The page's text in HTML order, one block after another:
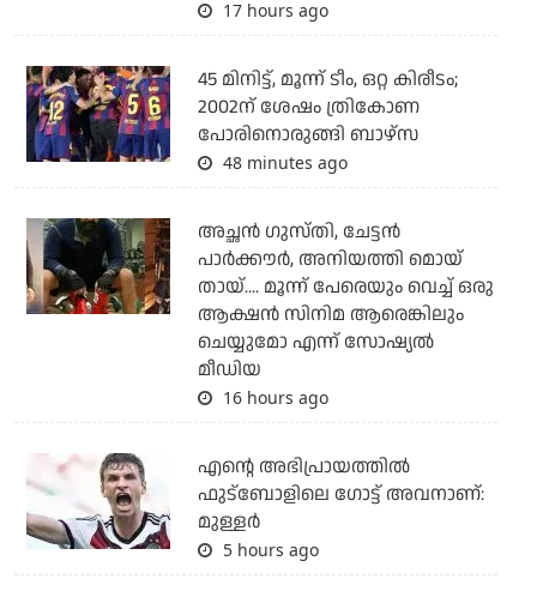
17 hours ago
45 മിനിട്ട്, മൂന്ന് ടീം, ഒറ്റ കിരീടം;
2002ന് ശേഷം ത്രികോണ
പോരിനൊരുങ്ങി ബാഴ്‌സ
48 minutes ago
അച്ഛന്‍ ഗുസ്തി, ചേട്ടന്‍
പാര്‍ക്കൗര്‍, അനിയത്തി മൊയ്
തായ്.... മൂന്ന് പേരെയും വെച്ച് ഒരു
ആക്ഷന്‍ സിനിമ ആരെങ്കിലും
ചെയ്യുമോ എന്ന് സോഷ്യല്‍
മീഡിയ
16 hours ago
എന്റെ അഭിപ്രായത്തില്‍
ഫുട്‌ബോളിലെ ഗോട്ട് അവനാണ്:
മുള്ളര്‍
5 hours ago